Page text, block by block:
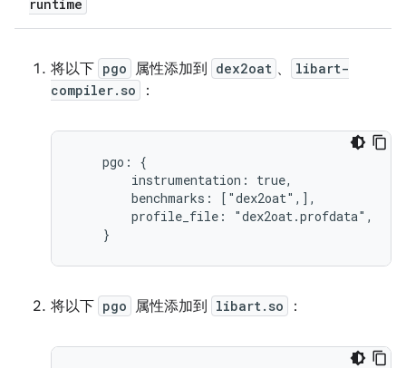
runtime
将以下 pgo 属性添加到 dex2oat 、
libart-
compiler.so
：
    pgo: {
        instrumentation: true,
        benchmarks: ["dex2oat",],
        profile_file: "dex2oat.profdata",
    }
将以下 pgo 属性添加到 libart.so ：